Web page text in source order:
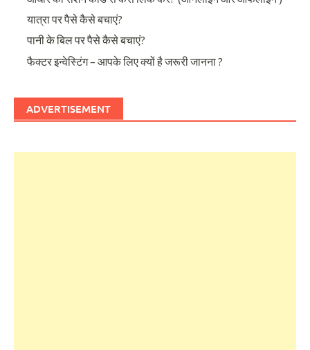
यात्रा पर पैसे कैसे बचाएं?
पानी के बिल पर पैसे कैसे बचाएं?
फैक्टर इन्वेस्टिंग – आपके लिए क्यों है जरूरी जानना ?
ADVERTISEMENT